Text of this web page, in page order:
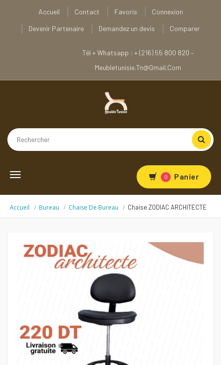
Accueil Contact Favoris
Connexion
Devenir Partenaire
Demandez un devis Comparer
Tél + Whatsapp : + (216) 55 800 820 –
Meubletunisie.tn@gmail.com
Toggle
0 Panier
Accueil Bureau Chaise De Bureau Chaise ZODIAC ARCHITECTE